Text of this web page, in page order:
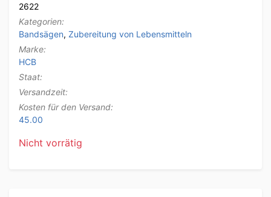
2622
Kategorien:
Bandsägen, Zubereitung von Lebensmitteln
Marke:
HCB
Staat:
Versandzeit:
Kosten für den Versand:
45.00
Nicht vorrätig